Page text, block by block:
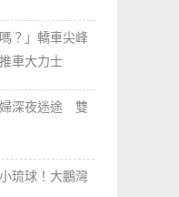
？」轎車尖峰
車大力士
婦深夜迷途 雙
琉球！大鵬灣